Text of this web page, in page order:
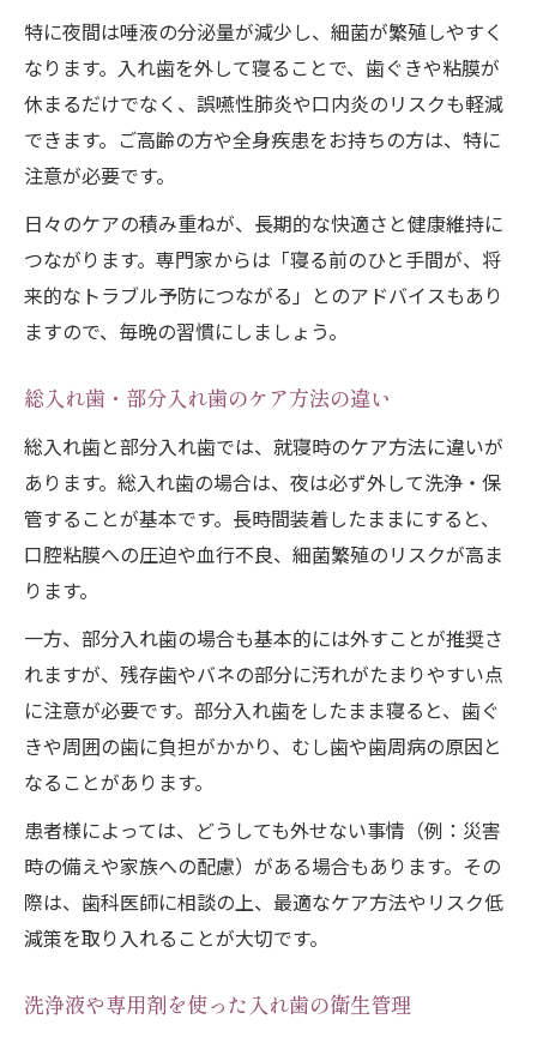
特に夜間は唾液の分泌量が減少し、細菌が繁殖しやすく
なります。入れ歯を外して寝ることで、歯ぐきや粘膜が
休まるだけでなく、誤嚥性肺炎や口内炎のリスクも軽減
できます。ご高齢の方や全身疾患をお持ちの方は、特に
注意が必要です。
日々のケアの積み重ねが、長期的な快適さと健康維持に
つながります。専門家からは「寝る前のひと手間が、将
来的なトラブル予防につながる」とのアドバイスもあり
ますので、毎晩の習慣にしましょう。
総入れ歯・部分入れ歯のケア方法の違い
総入れ歯と部分入れ歯では、就寝時のケア方法に違いが
あります。総入れ歯の場合は、夜は必ず外して洗浄・保
管することが基本です。長時間装着したままにすると、
口腔粘膜への圧迫や血行不良、細菌繁殖のリスクが高ま
ります。
一方、部分入れ歯の場合も基本的には外すことが推奨さ
れますが、残存歯やバネの部分に汚れがたまりやすい点
に注意が必要です。部分入れ歯をしたまま寝ると、歯ぐ
きや周囲の歯に負担がかかり、むし歯や歯周病の原因と
なることがあります。
患者様によっては、どうしても外せない事情（例：災害
時の備えや家族への配慮）がある場合もあります。その
際は、歯科医師に相談の上、最適なケア方法やリスク低
減策を取り入れることが大切です。
洗浄液や専用剤を使った入れ歯の衛生管理